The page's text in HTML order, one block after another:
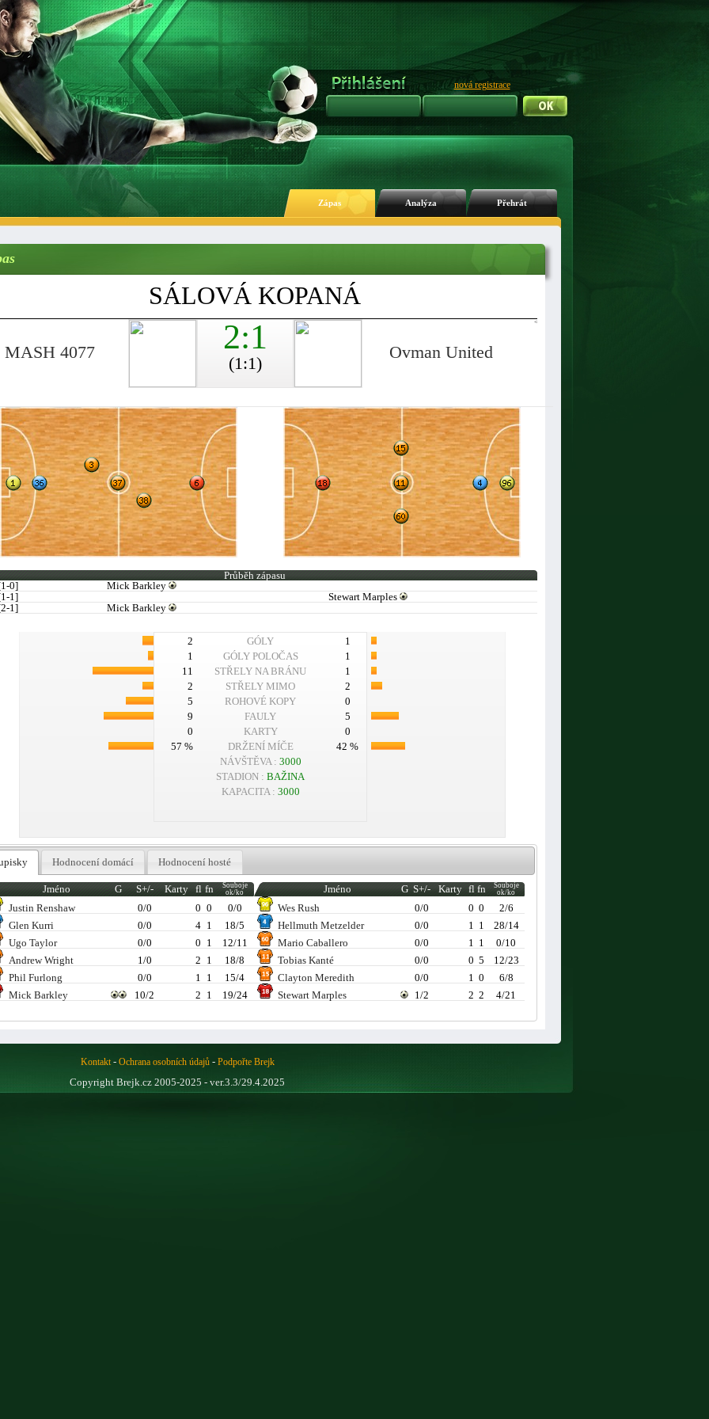
nová registrace
Zápas Analýza Přehrát
SÁLOVÁ KOPANÁ
MASH 4077
<
2:1
(1:1)
Ovman United
Průběh zápasu
0]
Mick Barkley
1]
Stewart Marples
1]
Mick Barkley
2 GÓLY
1
1
GÓLY POLOČAS
1
11
STŘELY NA BRÁNU
1
2
STŘELY MIMO
2
5
ROHOVÉ KOPY
0
9
FAULY
5
0
KARTY
0
57 %
DRŽENÍ MÍČE
42 %
NÁVŠTĚVA : 3000
STADION : BAŽINA
KAPACITA : 3000
Hodnocení domácí Hodnocení hosté
Jméno G S+/- Karty fl fn
Souboje
ok/ko
Justin Renshaw 0/0 0 0
0/0
Glen Kurri
0/0 4 1
18/5
Ugo Taylor
0/0 0 1
12/11
Andrew Wright
1/0 2 1
18/8
Phil Furlong
0/0 1 1
15/4
Mick Barkley
10/2 2 1 19/24
Jméno G S+/- Karty fl fn
Souboje
ok/ko
Wes Rush 0/0 0 0
2/6
Hellmuth Metzelder
0/0 1 1
28/14
Mario Caballero
0/0 1 1
0/10
Tobias Kanté
0/0 0 5
12/23
Clayton Meredith
0/0 1 0
6/8
Stewart Marples
1/2 2 2 4/21
Kontakt- Ochrana osobních údajů- Podpořte Brejk
Copyright Brejk.cz 2005-2025 - ver.3.3/29.4.2025